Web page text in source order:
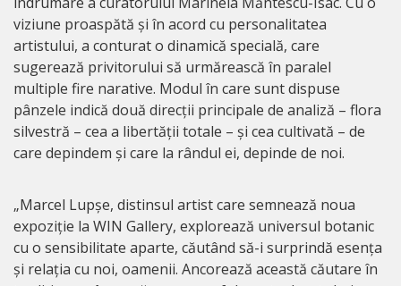
viziune proaspătă și în acord cu personalitatea
artistului, a conturat o dinamică specială, care
sugerează privitorului să urmărească în paralel
multiple fire narative. Modul în care sunt dispuse
pânzele indică două direcții principale de analiză – flora
silvestră – cea a libertății totale – și cea cultivată – de
care depindem și care la rândul ei, depinde de noi.
„Marcel Lupșe, distinsul artist care semnează noua
expoziție la WIN Gallery, explorează universul botanic
cu o sensibilitate aparte, căutând să-i surprindă esența
și relația cu noi, oamenii. Ancorează această căutare în